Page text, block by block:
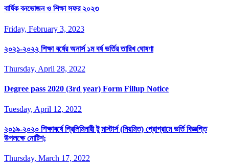
বার্ষিক বনভোজন ও শিক্ষা সফর ২০২৩
Friday, February 3, 2023
২০২১-২০২২ শিক্ষা বর্ষের অনার্স ১ম বর্ষ ভর্তির তারিখ ঘোষণা
Thursday, April 28, 2022
Degree pass 2020 (3rd year) Form Fillup Notice
Tuesday, April 12, 2022
২০১৯-২০২০ শিক্ষাবর্ষে প্রিলিমিনারী টু মাস্টার্স (নিয়মিত) প্রোগ্রামে ভর্তি বিজ্ঞপ্তি
উপলক্ষে নোটিশ;
Thursday, March 17, 2022